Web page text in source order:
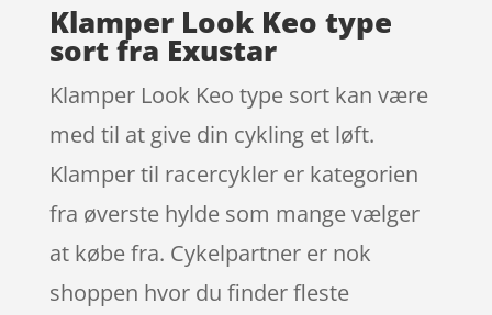
Klamper Look Keo type
sort fra Exustar
Klamper Look Keo type sort kan være
med til at give din cykling et løft.
Klamper til racercykler er kategorien
fra øverste hylde som mange vælger
at købe fra. Cykelpartner er nok
shoppen hvor du finder fleste